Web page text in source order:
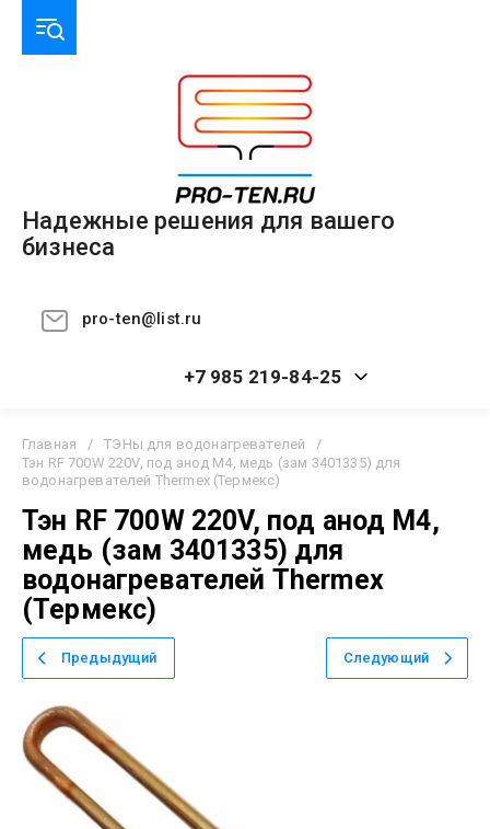
Надежные решения для вашего
бизнеса
pro-ten@list.ru
+7 985 219-84-25
Главная / ТЭНы для водонагревателей
/
Тэн RF 700W 220V, под анод М4, медь (зам 3401335) для
водонагревателей Thermex (Термекс)
Тэн RF 700W 220V, под анод М4,
медь (зам 3401335) для
водонагревателей Thermex
(Термекс)
Предыдущий Следующий